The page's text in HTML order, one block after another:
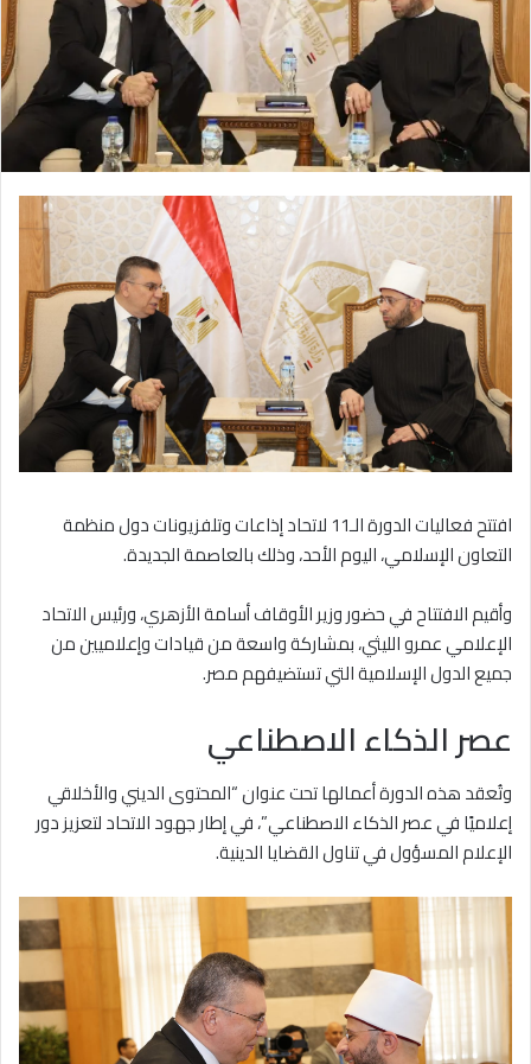
افتتح فعاليات الدورة الـ11 لاتحاد إذاعات وتلفزيونات دول منظمة
التعاون الإسلامي، اليوم الأحد، وذلك بالعاصمة الجديدة.
وأقيم الافتتاح في حضور وزير الأوقاف أسامة الأزهري، ورئيس الاتحاد
الإعلامي عمرو الليثي، بمشاركة واسعة من قيادات وإعلاميين من
جميع الدول الإسلامية التي تستضيفهم مصر.
عصر الذكاء الاصطناعي
وتُعقد هذه الدورة أعمالها تحت عنوان “المحتوى الديني والأخلاقي
إعلاميًا في عصر الذكاء الاصطناعي”، في إطار جهود الاتحاد لتعزيز دور
الإعلام المسؤول في تناول القضايا الدينية.